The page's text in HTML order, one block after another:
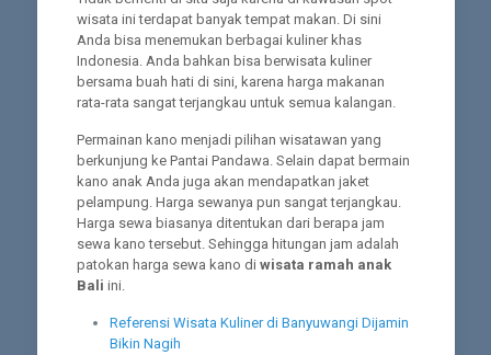
wisata ini terdapat banyak tempat makan. Di sini
Anda bisa menemukan berbagai kuliner khas
Indonesia. Anda bahkan bisa berwisata kuliner
bersama buah hati di sini, karena harga makanan
rata-rata sangat terjangkau untuk semua kalangan.
Permainan kano menjadi pilihan wisatawan yang
berkunjung ke Pantai Pandawa. Selain dapat bermain
kano anak Anda juga akan mendapatkan jaket
pelampung. Harga sewanya pun sangat terjangkau.
Harga sewa biasanya ditentukan dari berapa jam
sewa kano tersebut. Sehingga hitungan jam adalah
patokan harga sewa kano di wisata ramah anak
Bali ini.
Referensi Wisata Kuliner di Banyuwangi Dijamin
Bikin Nagih